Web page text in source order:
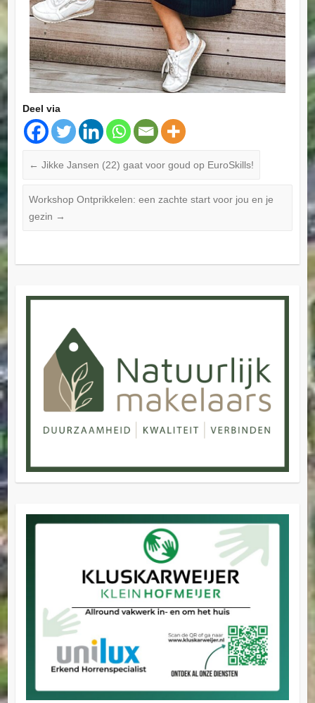
Deel via
← Jikke Jansen (22) gaat voor goud op EuroSkills!
Workshop Ontprikkelen: een zachte start voor jou en je
gezin →